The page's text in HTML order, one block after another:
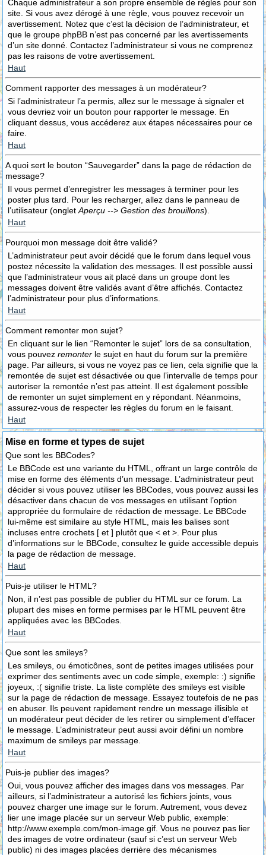
Chaque administrateur a son propre ensemble de règles pour son
site. Si vous avez dérogé à une règle, vous pouvez recevoir un
avertissement. Notez que c’est la décision de l’administrateur, et
que le groupe phpBB n’est pas concerné par les avertissements
d’un site donné. Contactez l’administrateur si vous ne comprenez
pas les raisons de votre avertissement.
Haut
Comment rapporter des messages à un modérateur?
Si l’administrateur l’a permis, allez sur le message à signaler et
vous devriez voir un bouton pour rapporter le message. En
cliquant dessus, vous accéderez aux étapes nécessaires pour ce
faire.
Haut
A quoi sert le bouton “Sauvegarder” dans la page de rédaction de
message?
Il vous permet d’enregistrer les messages à terminer pour les
poster plus tard. Pour les recharger, allez dans le panneau de
l’utilisateur (onglet Aperçu --> Gestion des brouillons).
Haut
Pourquoi mon message doit être validé?
L’administrateur peut avoir décidé que le forum dans lequel vous
postez nécessite la validation des messages. Il est possible aussi
que l’administrateur vous ait placé dans un groupe dont les
messages doivent être validés avant d’être affichés. Contactez
l’administrateur pour plus d’informations.
Haut
Comment remonter mon sujet?
En cliquant sur le lien “Remonter le sujet” lors de sa consultation,
vous pouvez remonter le sujet en haut du forum sur la première
page. Par ailleurs, si vous ne voyez pas ce lien, cela signifie que la
remontée de sujet est désactivée ou que l’intervalle de temps pour
autoriser la remontée n’est pas atteint. Il est également possible
de remonter un sujet simplement en y répondant. Néanmoins,
assurez-vous de respecter les règles du forum en le faisant.
Haut
Mise en forme et types de sujet
Que sont les BBCodes?
Le BBCode est une variante du HTML, offrant un large contrôle de
mise en forme des éléments d’un message. L’administrateur peut
décider si vous pouvez utiliser les BBCodes, vous pouvez aussi les
désactiver dans chacun de vos messages en utilisant l’option
appropriée du formulaire de rédaction de message. Le BBCode
lui-même est similaire au style HTML, mais les balises sont
incluses entre crochets [ et ] plutôt que < et >. Pour plus
d’informations sur le BBCode, consultez le guide accessible depuis
la page de rédaction de message.
Haut
Puis-je utiliser le HTML?
Non, il n’est pas possible de publier du HTML sur ce forum. La
plupart des mises en forme permises par le HTML peuvent être
appliquées avec les BBCodes.
Haut
Que sont les smileys?
Les smileys, ou émoticônes, sont de petites images utilisées pour
exprimer des sentiments avec un code simple, exemple: :) signifie
joyeux, :( signifie triste. La liste complète des smileys est visible
sur la page de rédaction de message. Essayez toutefois de ne pas
en abuser. Ils peuvent rapidement rendre un message illisible et
un modérateur peut décider de les retirer ou simplement d’effacer
le message. L’administrateur peut aussi avoir défini un nombre
maximum de smileys par message.
Haut
Puis-je publier des images?
Oui, vous pouvez afficher des images dans vos messages. Par
ailleurs, si l’administrateur a autorisé les fichiers joints, vous
pouvez charger une image sur le forum. Autrement, vous devez
lier une image placée sur un serveur Web public, exemple:
http://www.exemple.com/mon-image.gif. Vous ne pouvez pas lier
des images de votre ordinateur (sauf si c’est un serveur Web
public) ni des images placées derrière des mécanismes